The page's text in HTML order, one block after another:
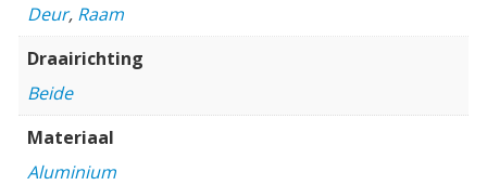
Deur, Raam
Draairichting
Beide
Materiaal
Aluminium